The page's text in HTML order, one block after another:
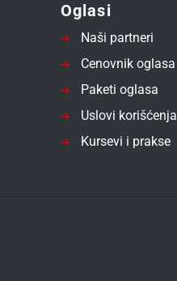
Oglasi
Naši partneri
Cenovnik oglasa
Paketi oglasa
Uslovi korišćenja
Kursevi i prakse